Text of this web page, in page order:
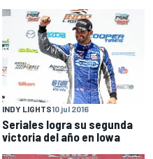
INDY LIGHTS10 jul 2016
Seriales logra su segunda
victoria del año en Iowa